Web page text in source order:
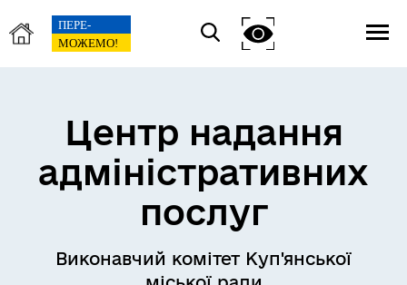
Центр надання
адміністративних
послуг
Виконавчий комітет Куп'янської